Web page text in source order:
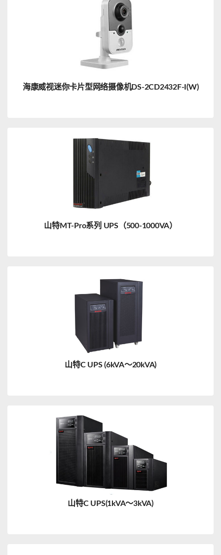
海康威视迷你卡片型网络摄像机DS-2CD2432F-I(W)
山特MT-Pro系列 UPS（500-1000VA）
山特C UPS (6kVA～20kVA)
山特C UPS(1kVA～3kVA)